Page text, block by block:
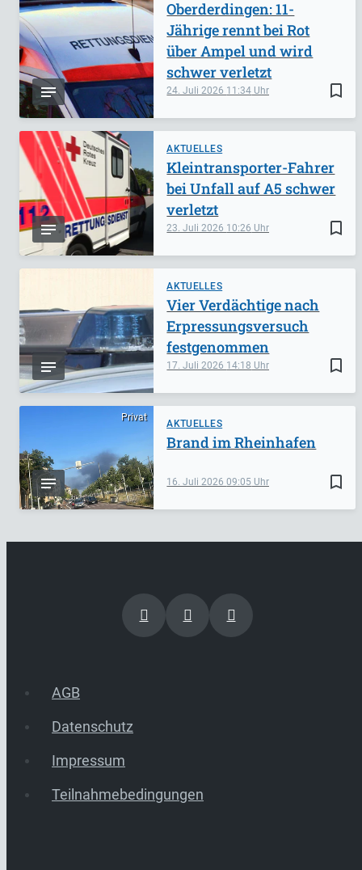
bookmark_border
24. Juli 2026 11:34
Oberderdingen: 11-
Jährige rennt bei Rot
über Ampel und wird
schwer verletzt
AKTUELLES
bookmark_border
23. Juli 2026 10:26
Kleintransporter-Fahrer
bei Unfall auf A5 schwer
verletzt
AKTUELLES
bookmark_border
17. Juli 2026 14:18
Vier Verdächtige nach
Erpressungsversuch
festgenommen
Privat
AKTUELLES
bookmark_border
16. Juli 202609:05
Brand im Rheinhafen
AGB
Datenschutz
Impressum
Teilnahmebedingungen